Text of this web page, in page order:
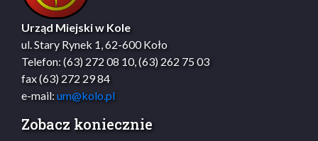
Urząd Miejski w Kole
ul. Stary Rynek 1, 62-600 Koło
Telefon: (63) 272 08 10, (63) 262 75 03
fax (63) 272 29 84
e-mail: um@kolo.pl
Zobacz koniecznie